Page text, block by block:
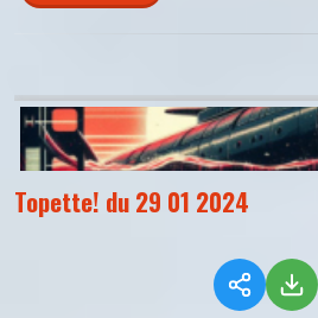
Topette! du 29 01 2024